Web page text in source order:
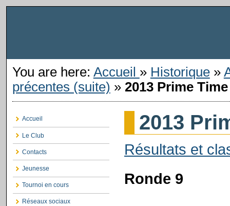
You are here: Accueil » Historique»
précentes (suite) » 2013 Prime
Accueil
Le Club
Contacts
Jeunesse
Tournoi en cours
Réseaux sociaux
2013
Résultats et
Ronde 9